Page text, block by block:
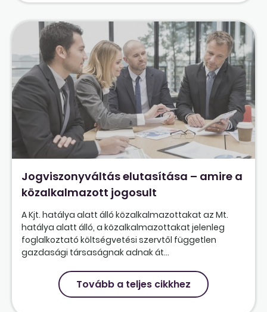
Jogviszonyváltás elutasítása – amire a
közalkalmazott jogosult
A Kjt. hatálya alatt álló közalkalmazottakat az Mt.
hatálya alatt álló, a közalkalmazottakat jelenleg
foglalkoztató költségvetési szervtől független
gazdasági társaságnak adnak át...
Tovább a teljes cikkhez